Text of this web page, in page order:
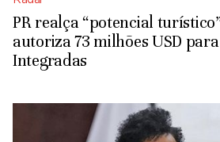
PR realça “potencial
autoriza 73 milhões USD
Integradas